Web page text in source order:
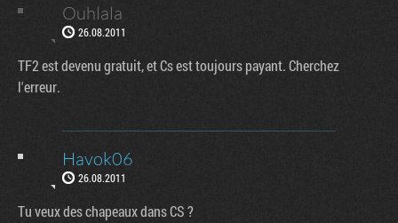
Ouhlala
26.08.2011
TF2 est devenu gratuit, et Cs est toujours payant. Cherchez
l'erreur.
Havok06
26.08.2011
Tu veux des chapeaux dans CS ?